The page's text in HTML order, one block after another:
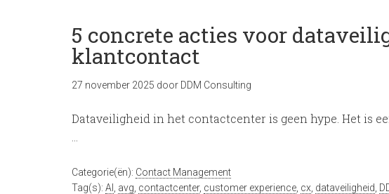
5 concrete acties voor
klantcontact
27 november 2025 door DDM Consulting
Dataveiligheid in het contactcenter is geen hype. Het is
Categorie(ën): Contact Management
Tag(s): AI avg contactcenter, customer experience cx dataveiligheid